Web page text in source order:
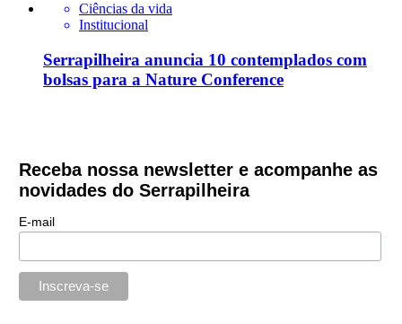
Ciências da vida
Institucional
Serrapilheira anuncia 10 contemplados com
bolsas para a Nature Conference
Receba nossa newsletter e acompanhe as
novidades do Serrapilheira
E-mail